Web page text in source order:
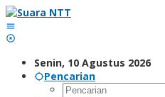
Lewati
ke
konten
Senin, 10 Agustus 2026
Pencarian